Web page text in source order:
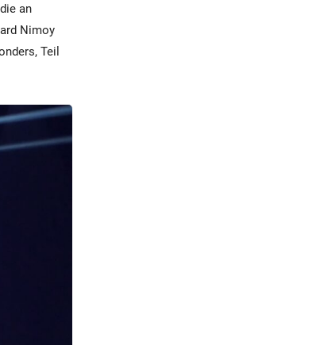
an
Nimoy
Teil